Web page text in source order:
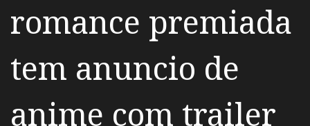
romance premiada
tem anuncio de
anime com trailer